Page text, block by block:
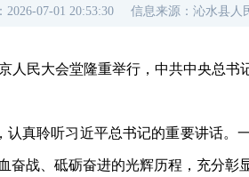
2026-07-01 20:53:30 信息来源： 沁水县人
人民大会堂隆重举行，中共中央总
真聆听习近平总书记的重要讲话。
战、砥砺奋进的光辉历程，充分彰